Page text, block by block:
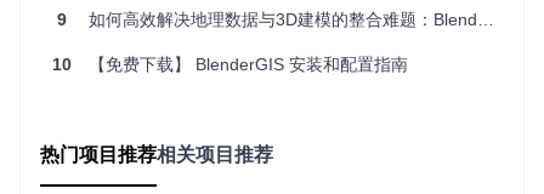
别注意"Coordinate Reference System"选项，建议统一设置
为WGS84（EPSG:4326）作为基础坐标系。对于已有投影坐
标的数据，可通过"GIS > Coordinate Conversion"工具调用[c
ore/proj/reproj.py]进行批量转换，避免坐标混杂导致的空间错
高程数据处理需兼顾精度与效率。使用"GIS > Dem > Import
DEM"（[operators/io_import_asc.py]）导入ASCII格网数据
后，通过[core/maths/fillnodata.py]模块处理数据空洞——该
9 如何高效解决地理数据与3D建模的整合难题：BlenderGIS实战指南
10 【免费下载】 BlenderGIS 安装和配置指南
热门项目推荐相关项目推荐